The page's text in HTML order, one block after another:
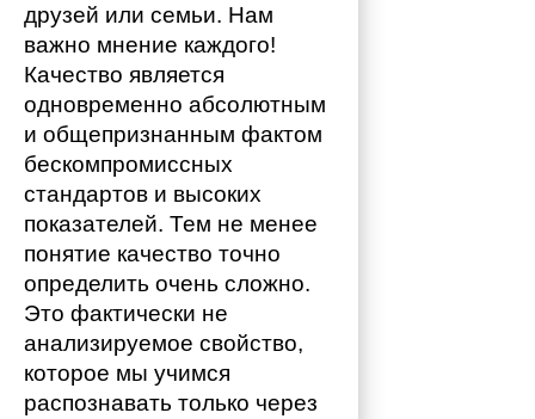
друзей или семьи. Нам
важно мнение каждого!
Качество является
одновременно абсолютным
и общепризнанным фактом
бескомпромиссных
стандартов и высоких
показателей. Тем не менее
понятие качество точно
определить очень сложно.
Это фактически не
анализируемое свойство,
которое мы учимся
распознавать только через